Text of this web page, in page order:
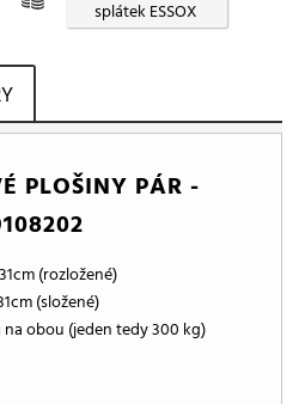
splátek ESSOX
PLOŠINY PÁR -
(rozložené)
(složené)
obou (jeden tedy 300 kg)